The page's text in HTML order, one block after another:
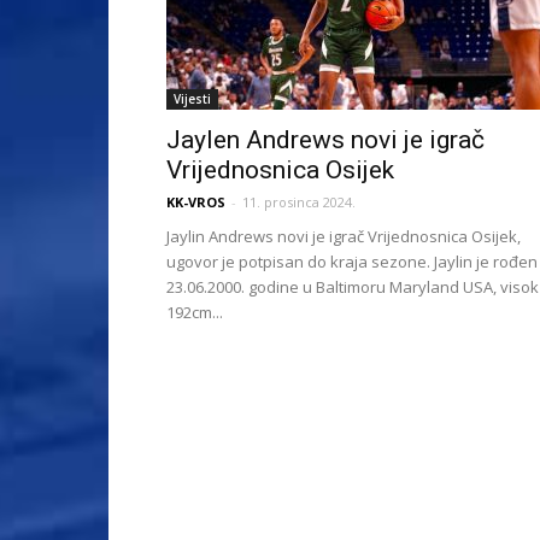
Vijesti
Jaylen Andrews novi je igrač
Vrijednosnica Osijek
KK-VROS - 11. prosinca 2024.
Jaylin Andrews novi je igrač Vrijednosnica Osijek,
ugovor je potpisan do kraja sezone. Jaylin je rođen
23.06.2000. godine u Baltimoru Maryland USA,
192cm...